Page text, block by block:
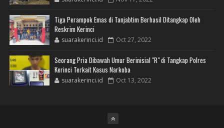
Tiga Perampok Emas di Tanjabtim Berhasil Ditangkap Oleh
Reskrim Kerinci
suarakerinci.id Oct 27, 2022
Seorang Pria Dibawah Umur Berinisial "R" di Tangkap Polres
Kerinci Terkait Kasus Narkoba
suarakerinci.id Oct 13, 2022